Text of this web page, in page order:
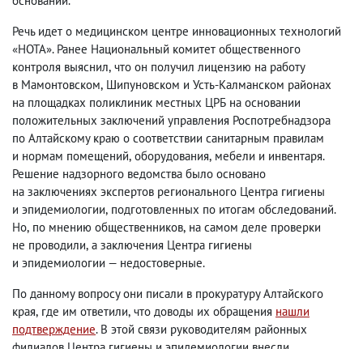
Речь идет о медицинском центре инновационных технологий
«НОТА». Ранее Национальный комитет общественного
контроля выяснил, что он получил лицензию на работу
в Мамонтовском, Шипуновском и Усть-Калманском районах
на площадках поликлиник местных ЦРБ на основании
положительных заключений управления Роспотребнадзора
по Алтайскому краю о соответствии санитарным правилам
и нормам помещений, оборудования, мебели и инвентаря.
Решение надзорного ведомства было основано
на заключениях экспертов регионального Центра гигиены
и эпидемиологии, подготовленных по итогам обследований.
Но, по мнению общественников, на самом деле проверки
не проводили, а заключения Центра гигиены
и эпидемиологии — недостоверные.
По данному вопросу они писали в прокуратуру Алтайского
края, где им ответили, что доводы их обращения нашли
подтверждение. В этой связи руководителям районных